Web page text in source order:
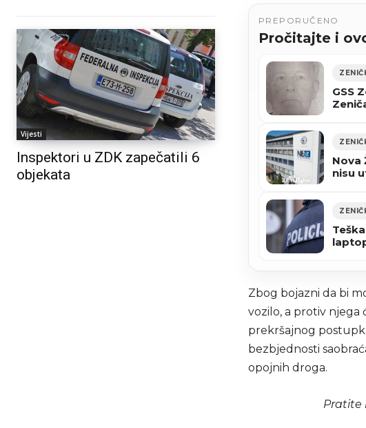
Vijesti
Inspektori u ZDK zapečatili 6
objekata
PREPORUČENO
Pročitajte i
GSS
Nova
nisu
Zbog bojazni da bi
vozilo, a protiv
prekršajnog
bezbjednosti
opojnih droga.
Pratite